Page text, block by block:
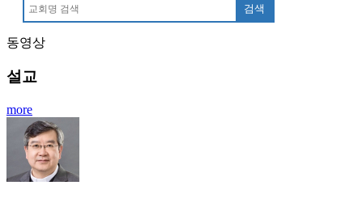
어
시
리
가
검색
동영상
설교
more